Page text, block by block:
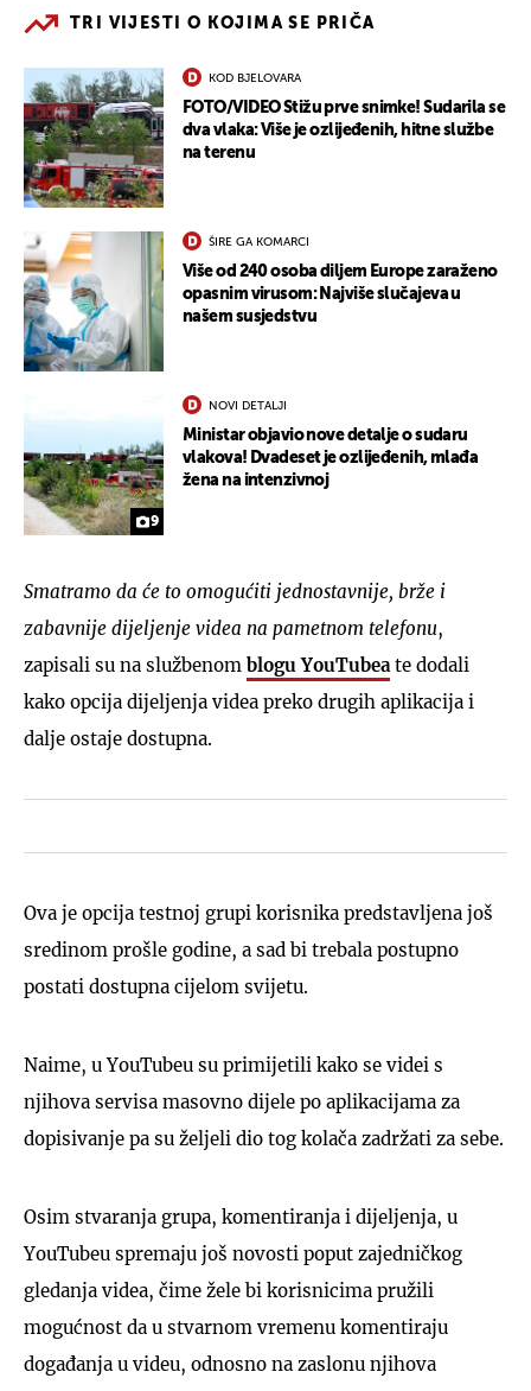
TRI VIJESTI O KOJIMA SE PRIČA
KOD BJELOVARA
FOTO/VIDEO Stižu prve snimke! Sudarila se
dva vlaka: Više je ozlijeđenih, hitne službe
na terenu
ŠIRE GA KOMARCI
Više od 240 osoba diljem Europe zaraženo
opasnim virusom: Najviše slučajeva u
našem susjedstvu
9
NOVI DETALJI
Ministar objavio nove detalje o sudaru
vlakova! Dvadeset je ozlijeđenih, mlađa
žena na intenzivnoj
Smatramo da će to omogućiti jednostavnije, brže i
zabavnije dijeljenje videa na pametnom telefonu,
zapisali su na službenom blogu YouTubea te dodali
kako opcija dijeljenja videa preko drugih aplikacija i
dalje ostaje dostupna.
Ova je opcija testnoj grupi korisnika predstavljena još
sredinom prošle godine, a sad bi trebala postupno
postati dostupna cijelom svijetu.
Naime, u YouTubeu su primijetili kako se videi s
njihova servisa masovno dijele po aplikacijama za
dopisivanje pa su željeli dio tog kolača zadržati za sebe.
Osim stvaranja grupa, komentiranja i dijeljenja, u
YouTubeu spremaju još novosti poput zajedničkog
gledanja videa, čime žele bi korisnicima pružili
mogućnost da u stvarnom vremenu komentiraju
događanja u videu, odnosno na zaslonu njihova